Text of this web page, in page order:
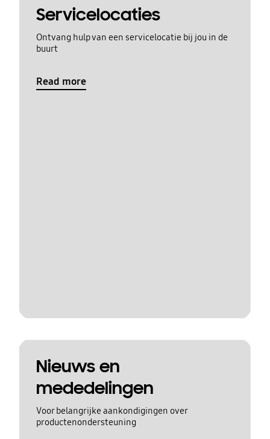
Servicelocaties
Ontvang hulp van een servicelocatie bij jou in de
buurt
Read more
Nieuws en
mededelingen
Voor belangrijke aankondigingen over
productenondersteuning